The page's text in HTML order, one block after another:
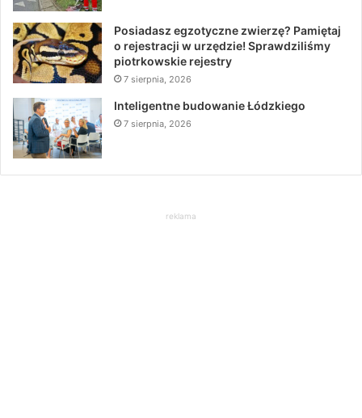
Posiadasz egzotyczne zwierzę? Pamiętaj
o rejestracji w urzędzie! Sprawdziliśmy
piotrkowskie rejestry
7 sierpnia, 2026
Inteligentne budowanie Łódzkiego
7 sierpnia, 2026
reklama